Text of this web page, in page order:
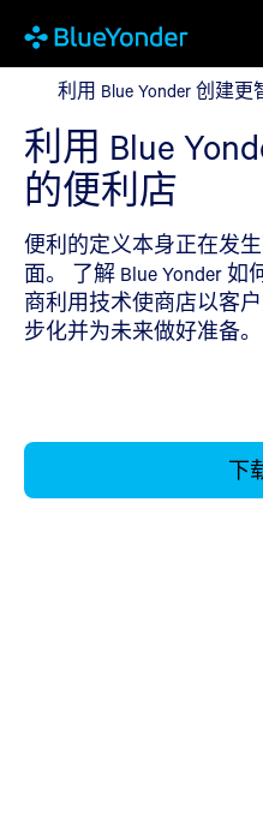
利用 Blue Yonder 创建更智
利用 Blue Yonder 创建
利用 Blue
的便利店
便利的定义本身正在发
面。 了解 Blue Yonder
商利用技术使商店以客
步化并为未来做好准备。
下